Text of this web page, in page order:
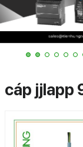
cáp jjlapp